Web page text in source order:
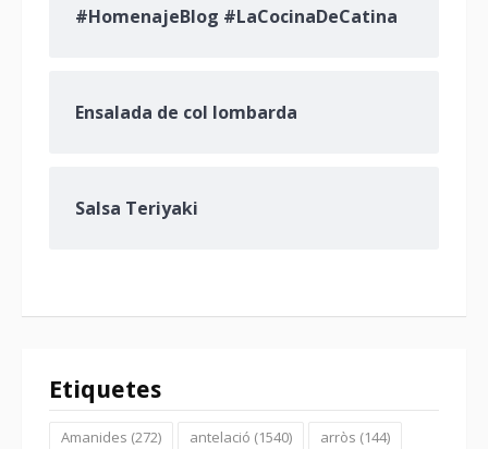
#HomenajeBlog #LaCocinaDeCatina
Ensalada de col lombarda
Salsa Teriyaki
Etiquetes
Amanides (272) antelació (1540) arròs (144)